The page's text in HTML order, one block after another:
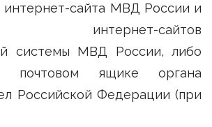
интернет-сайта МВД России и
интернет-сайтов
системы МВД России, либо
почтовом ящике органа
Российской Федерации (при